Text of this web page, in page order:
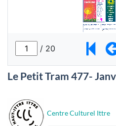
Le Petit Tram 477-
Centre Culturel Ittre